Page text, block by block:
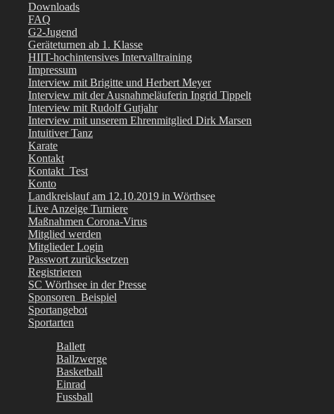
Downloads
FAQ
G2-Jugend
Geräteturnen ab 1. Klasse
HIIT-hochintensives Intervalltraining
Impressum
Interview mit Brigitte und Herbert Meyer
Interview mit der Ausnahmeläuferin Ingrid Tippelt
Interview mit Rudolf Gutjahr
Interview mit unserem Ehrenmitglied Dirk Marsen
Intuitiver Tanz
Karate
Kontakt
Kontakt_Test
Konto
Landkreislauf am 12.10.2019 in Wörthsee
Live Anzeige Turniere
Maßnahmen Corona-Virus
Mitglied werden
Mitglieder Login
Passwort zurücksetzen
Registrieren
SC Wörthsee in der Presse
Sponsoren_Beispiel
Sportangebot
Sportarten
Ballett
Ballzwerge
Basketball
Einrad
Fussball